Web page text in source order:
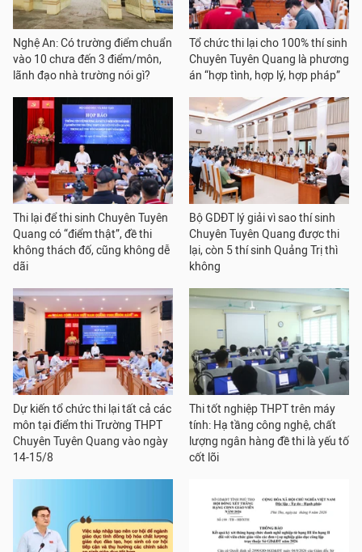
Nghệ An: Có trường điểm chuẩn
vào 10 chưa đến 3 điểm/môn,
lãnh đạo nhà trường nói gì?
Tổ chức thi lại cho 100% thí sinh
Chuyên Tuyên Quang là phương
án “hợp tình, hợp lý, hợp pháp”
Thi lại để thi sinh Chuyên Tuyên
Quang có “điểm thật”, đề thi
không thách đố, cũng không dễ
dãi
Bộ GDĐT lý giải vì sao thí sinh
Chuyên Tuyên Quang được thi
lại, còn 5 thí sinh Quảng Trị thì
không
Dự kiến tổ chức thi lại tất cả các
môn tại điểm thi Trường THPT
Chuyên Tuyên Quang vào ngày
14-15/8
Thi tốt nghiệp THPT trên máy
tính: Hạ tầng công nghệ, chất
lượng ngân hàng đề thi là yếu tố
cốt lõi